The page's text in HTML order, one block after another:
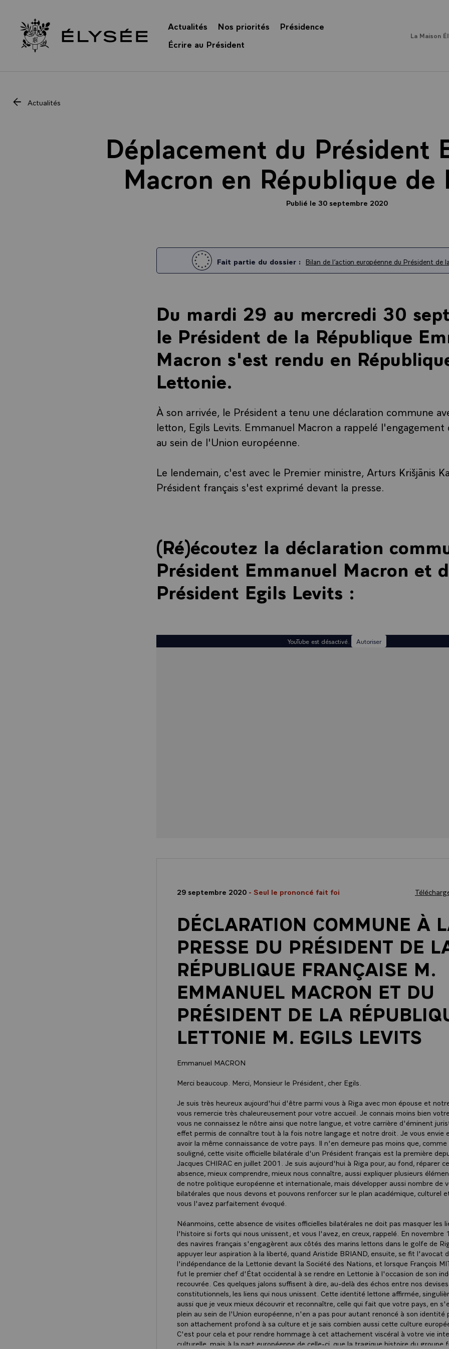
Retour à l’accueil Élysée
Actualités Nos priorités
Présidence
Écrire au Président
La Maison
Actualités
Déplacement du Président
Macron en République de
Publié le 30 septembre 2020
Fait partie du dossier : Bilan de l’action européenne du Président de
Du mardi 29 au mercredi 30
le Président de la République
Macron s'est rendu en
Lettonie.
À son arrivée, le Président a tenu une déclaration commune
letton, Egils Levits. Emmanuel Macron a rappelé l'engagement
au sein de l'Union européenne.
Le lendemain, c'est avec le Premier ministre, Arturs Krišjānis
Président français s'est exprimé devant la presse.
(Ré)écoutez la déclaration
Président Emmanuel Macron et
Président Egils Levits :
YouTube est désactivé. Autoriser
29 septembre 2020 - Seul le prononcé fait foi
DÉCLARATION COMMUNE À
PRESSE DU PRÉSIDENT DE
RÉPUBLIQUE FRANÇAISE M.
EMMANUEL MACRON ET DU
PRÉSIDENT DE LA
LETTONIE M. EGILS LEVITS
Emmanuel MACRON
Merci beaucoup. Merci, Monsieur le Président, cher Egils.
Je suis très heureux aujourd'hui d'être parmi vous à Riga avec mon épouse et
vous remercie très chaleureusement pour votre accueil. Je connais moins bien
vous ne connaissez le nôtre ainsi que notre langue, et votre carrière d'éminent
effet permis de connaître tout à la fois notre langage et notre droit. Je vous envie
avoir la même connaissance de votre pays. Il n'en demeure pas moins que,
souligné, cette visite officielle bilatérale d'un Président français est la première
Jacques CHIRAC en juillet 2001. Je suis aujourd'hui à Riga pour, au fond, réparer
absence, mieux comprendre, mieux nous connaître, aussi expliquer plusieurs
de notre politique européenne et internationale, mais développer aussi nombre de
bilatérales que nous devons et pouvons renforcer sur le plan académique, culturel
vous l'avez parfaitement évoqué.
Néanmoins, cette absence de visites officielles bilatérales ne doit pas masquer les
l'histoire si forts qui nous unissent, et vous l'avez, en creux, rappelé. En novembre
des navires français s'engagèrent aux côtés des marins lettons dans le golfe de
appuyer leur aspiration à la liberté, quand Aristide BRIAND, ensuite, se fit l'avocat
l'indépendance de la Lettonie devant la Société des Nations, et lorsque François
fut le premier chef d'État occidental à se rendre en Lettonie à l'occasion de son
recouvrée. Ces quelques jalons suffisent à dire, au-delà des échos entre nos
constitutionnels, les liens qui nous unissent. Cette identité lettone affirmée,
aussi que je veux mieux découvrir et reconnaître, celle qui fait que votre pays, en
plein au sein de l'Union européenne, n'en a pas pour autant renoncé à son identité
son attachement profond à sa culture et je sais combien aussi cette culture
C'est pour cela et pour rendre hommage à cet attachement viscéral à votre vie
culturelle, mais à la part européenne de celle-ci, que la tragique histoire du groupe